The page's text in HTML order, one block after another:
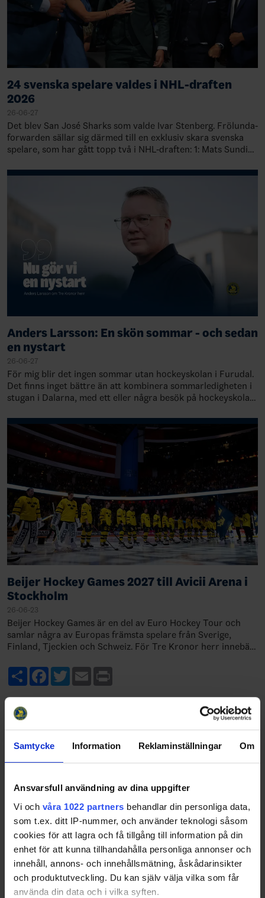
Samtycke Information Reklaminställningar Om
Ansvarsfull användning av dina uppgifter
Vi och våra 1022 partners behandlar din personliga data,
som t.ex. ditt IP-nummer, och använder teknologi såsom
cookies för att lagra och få tillgång till information på din
enhet för att kunna tillhandahålla personliga annonser och
innehåll, annons- och innehållsmätning, åskådarinsikter
och produktutveckling. Du kan själv välja vilka som får
använda din data och i vilka syften.
24 svenska spelare valdes i NHL-draften
2026
26-06-27
Det blev San José Sharks som valde Ivar Stenberg. Frölunda-
forwarden sällar sig därmed till en exklusiv skara svenska
spelare, som har gått topp två i NHL-draften: 1: Mats Sundin,
Anders Larsson: En skön sommar - och sedan
en nystart
26-06-27
För mig blir det ingen sommar utan hockeyskolan i Furudal.
Det finns inget bättre än att kombinera sommarledigheten i
stugan i Dalarna, med ett eller några besök på hockeyskolan
Beijer Hockey Games 2027 till Avicii Arena i
Stockholm
26-06-23
Beijer Hockey Games är en del av Euro Hockey Tour och
samlar några av Europas främsta spelare från Sverige,
Finland, Tjeckien och Schweiz. För Tre Kronor herr innebär
ShareFacebook
TwitterEmail